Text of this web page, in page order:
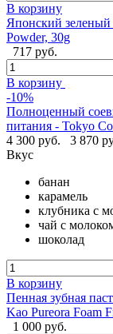
В корзину
Японский
Powder, 30g
717 руб.
В корзину
-10%
Полноценный
питания - Tokyo
4 300 руб.
3 870
Вкус
банан
карамель
клубника с
чай с
шоколад
В корзину
Пенная зубная
Kao Pureora Foam
1 000 руб.